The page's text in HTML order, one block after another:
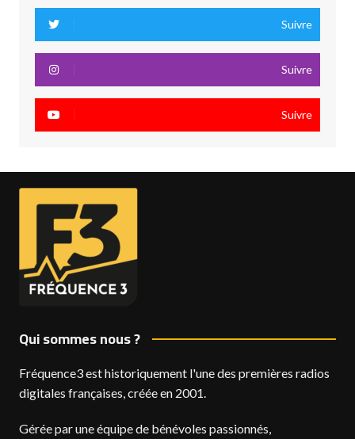
Suivre
Suivre
Suivre
Qui sommes nous ?
Fréquence3 est historiquement l'une des premières radios
digitales françaises, créée en 2001.
Gérée par une équipe de bénévoles passionnés,